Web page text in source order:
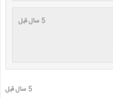
5 سال قبل
5 سال قبل